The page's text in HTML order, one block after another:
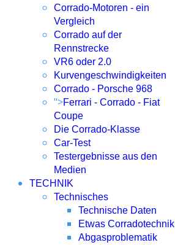
Corrado-Motoren - ein
Vergleich
Corrado auf der
Rennstrecke
VR6 oder 2.0
Kurvengeschwindigkeiten
Corrado - Porsche 968
">Ferrari - Corrado - Fiat
Coupe
Die Corrado-Klasse
Car-Test
Testergebnisse aus den
Medien
TECHNIK
Technisches
Technische Daten
Etwas Corradotechnik
Abgasproblematik